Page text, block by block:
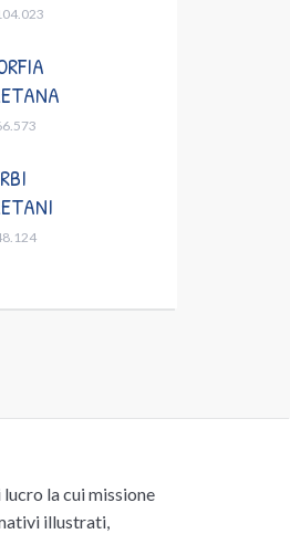
la cui missione
illustrati,